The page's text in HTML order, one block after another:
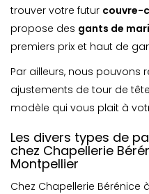
trouver votre futur couvre-
propose des gants de
premiers prix et haut de
Par ailleurs, nous pouvons
ajustements de tour de
modèle qui vous plait à
Les divers types de
chez Chapellerie
Montpellier
Chez Chapellerie Bérénice à